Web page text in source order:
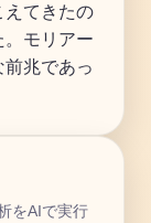
えてきたの
。モリアー
兆であっ
をAIで実行